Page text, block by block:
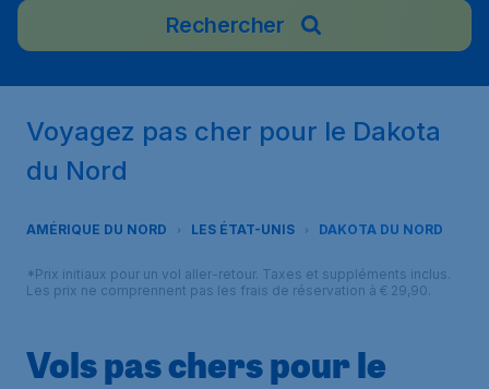
Rechercher
Voyagez pas cher pour le Dakota
du Nord
AMÉRIQUE DU NORD LES ÉTAT-UNIS DAKOTA DU NORD
*Prix initiaux pour un vol aller-retour. Taxes et suppléments inclus.
Les prix ne comprennent pas les frais de réservation à € 29,90.
Vols pas chers pour le